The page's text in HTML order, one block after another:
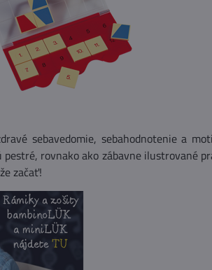
sebavedomie, sebahodnotenie a
rovnako ako zábavne ilustrované
začať!